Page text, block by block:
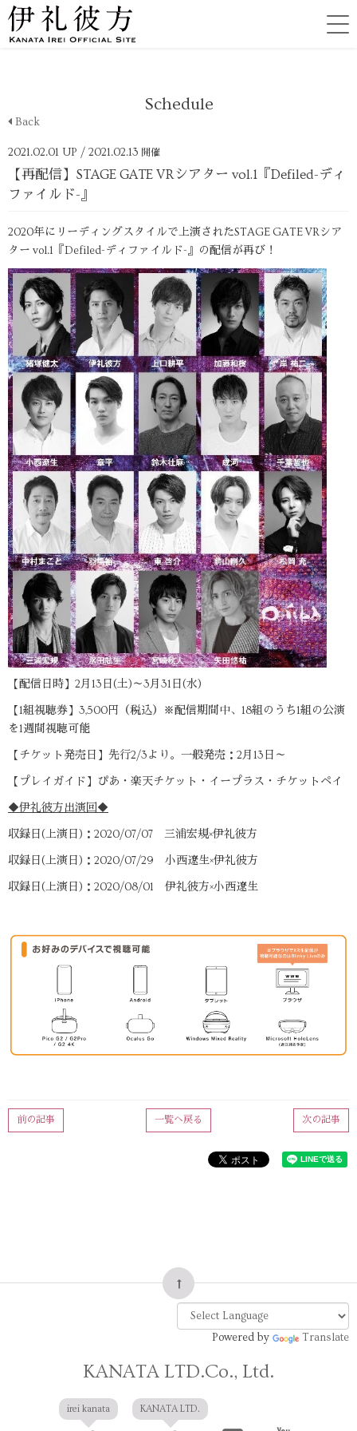
Schedule
Back
2021.02.01 UP / 2021.02.13 開催
【再配信】STAGE GATE VRシアター vol.1『Defiled-ディ
ファイルド-』
2020年にリーディングスタイルで上演されたSTAGE GATE VRシア
ター vol.1『Defiled-ディファイルド-』の配信が再び！
【配信日時】2月13日(土)～3月31日(水)
【1組視聴券】3,500円（税込）※配信期間中、18組のうち1組の公演
を1週間視聴可能
【チケット発売日】先行2/3より。一般発売：2月13日～
【プレイガイド】ぴあ・楽天チケット・イープラス・チケットペイ
◆伊礼彼方出演回◆
収録日(上演日)：2020/07/07 三浦宏規×伊礼彼方
収録日(上演日)：2020/07/29 小西遼生×伊礼彼方
収録日(上演日)：2020/08/01 伊礼彼方×小西遼生
次の記事
一覧へ戻る
前の記事
Powered by Translate
KANATA LTD.Co., Ltd.
irei kanata KANATA LTD.